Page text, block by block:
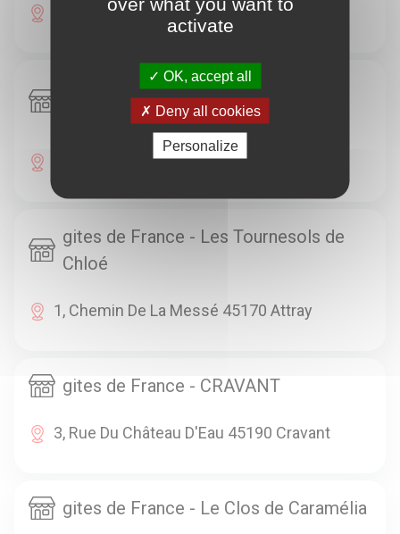
La Grosse Planche 45150 Férolles
gites de France - A la bouteille
inépuisable
2, Place Du Grand Cloître 45150 Jargeau
gites de France - Les Tournesols de
Chloé
1, Chemin De La Messé 45170 Attray
gites de France - CRAVANT
3, Rue Du Château D'Eau 45190 Cravant
gites de France - Le Clos de Caramélia
activate
OK, accept all
Deny all cookies
Personalize